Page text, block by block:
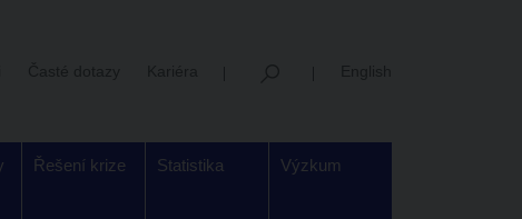
Řešení krize Statistika Výzkum